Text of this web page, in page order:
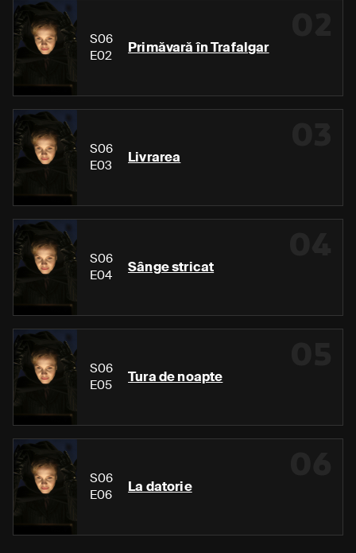
S06
E02
Primăvară în Trafalgar
S06
E03
Livrarea
S06
E04
Sânge stricat
S06
E05
Tura de noapte
S06
E06
La datorie